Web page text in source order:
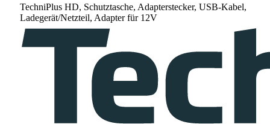
TechniPlus HD, Schutztasche, Adapterstecker, USB-Kabel,
Ladegerät/Netzteil, Adapter für 12V